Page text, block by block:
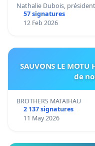
Nathalie Dubois,
57 signatures
12 Feb 2026
SAUVONS LE
de
BROTHERS MATAIHAU
2 137 signatures
11 May 2026